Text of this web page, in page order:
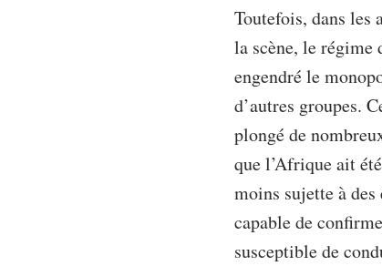
Toutefois, dans les
la scène, le
engendré le
d’autres groupes.
plongé de
que l’Afrique ait
moins sujette à
capable de
susceptible de